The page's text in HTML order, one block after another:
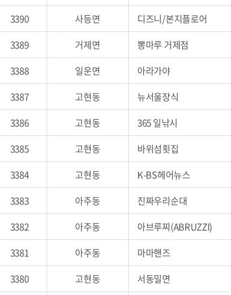
3390
사등면 디즈니/본지플로어
3389
거제면 뽕마루 거제점
3388
일운면 아라가야
3387
고현동 뉴서울장식
3386
고현동 365 일낚시
3385
고현동 바위섬횟집
3384
고현동 K-BS헤어뉴스
3383
아주동 진짜우리순대
3382
아주동 아브루찌(ABRUZZI)
3381
아주동 마마핸즈
3380
고현동 서동밀면